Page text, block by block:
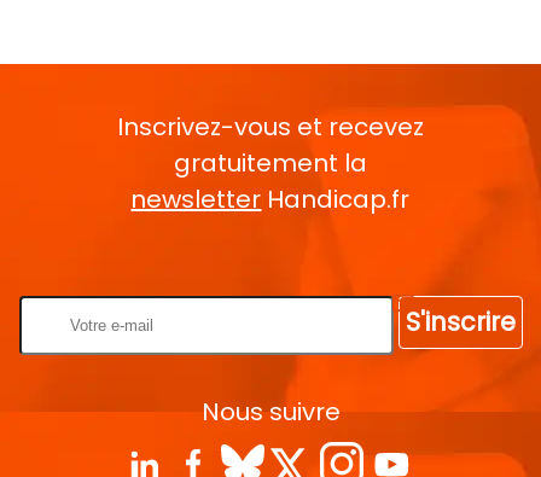
Inscrivez-vous et recevez
gratuitement la
newsletter Handicap.fr
S'inscrire
Nous suivre